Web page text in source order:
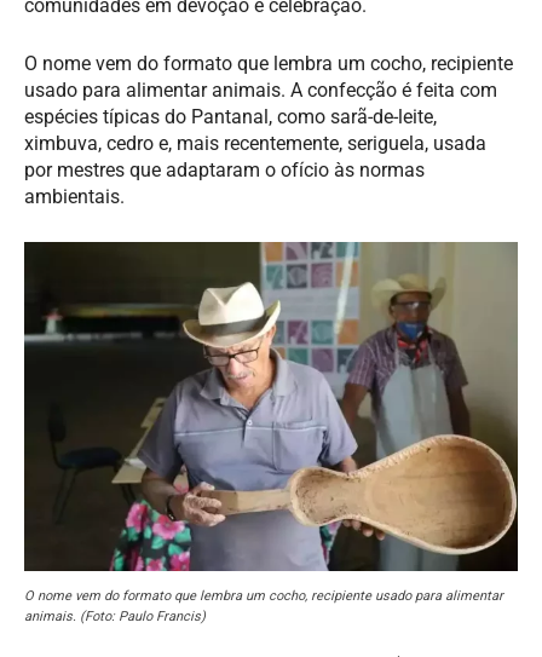
comunidades em devoção e celebração.
O nome vem do formato que lembra um cocho, recipiente
usado para alimentar animais. A confecção é feita com
espécies típicas do Pantanal, como sarã-de-leite,
ximbuva, cedro e, mais recentemente, seriguela, usada
por mestres que adaptaram o ofício às normas
ambientais.
O nome vem do formato que lembra um cocho, recipiente usado para alimentar
animais. (Foto: Paulo Francis)